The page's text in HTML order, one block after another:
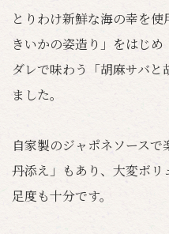
とりわけ新鮮な海の幸を
きいかの姿造り」をはじ
ダレで味わう「胡麻サバ
ました。
自家製のジャポネソース
丹添え」もあり、大変ボ
足度も十分です。